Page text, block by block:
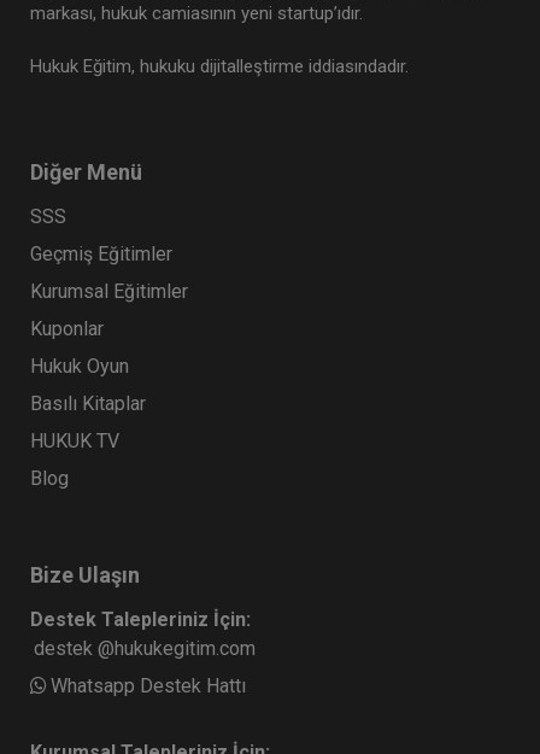
markası, hukuk camiasının yeni startup’ıdır.
Hukuk Eğitim, hukuku dijitalleştirme iddiasındadır.
Diğer Menü
SSS
Geçmiş Eğitimler
Kurumsal Eğitimler
Kuponlar
Hukuk Oyun
Basılı Kitaplar
HUKUK TV
Blog
Bize Ulaşın
Destek Talepleriniz İçin:
destek @hukukegitim.com
Whatsapp Destek Hattı